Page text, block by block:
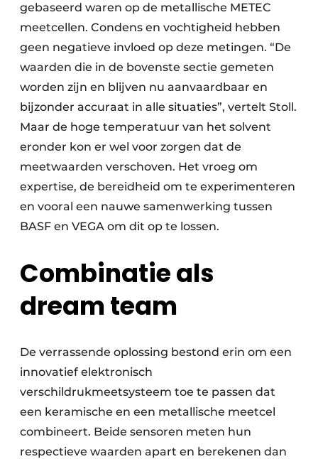
gebaseerd waren op de metallische METEC
meetcellen. Condens en vochtigheid hebben
geen negatieve invloed op deze metingen. “De
waarden die in de bovenste sectie gemeten
worden zijn en blijven nu aanvaardbaar en
bijzonder accuraat in alle situaties”, vertelt Stoll.
Maar de hoge temperatuur van het solvent
eronder kon er wel voor zorgen dat de
meetwaarden verschoven. Het vroeg om
expertise, de bereidheid om te experimenteren
en vooral een nauwe samenwerking tussen
BASF en VEGA om dit op te lossen.
Combinatie als
dream team
De verrassende oplossing bestond erin om een
innovatief elektronisch
verschildrukmeetsysteem toe te passen dat
een keramische en een metallische meetcel
combineert. Beide sensoren meten hun
respectieve waarden apart en berekenen dan